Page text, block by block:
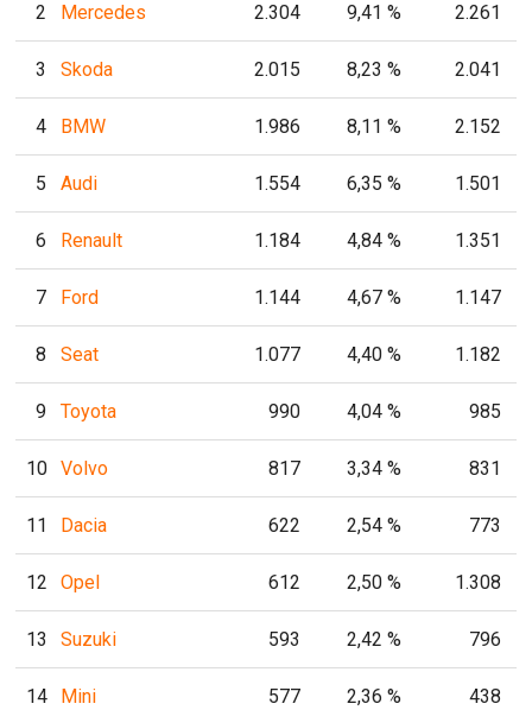
2 Mercedes 2.304 9,41 % 2.261
3 Skoda 2.015 8,23 % 2.041
4 BMW 1.986 8,11 % 2.152
5 Audi 1.554 6,35 % 1.501
6 Renault 1.184 4,84 % 1.351
7 Ford 1.144 4,67 % 1.147
8 Seat 1.077 4,40 % 1.182
9 Toyota 990 4,04 % 985
10 Volvo 817 3,34 % 831
11 Dacia 622 2,54 % 773
12 Opel 612 2,50 % 1.308
13 Suzuki 593 2,42 % 796
14 Mini 577 2,36 % 438